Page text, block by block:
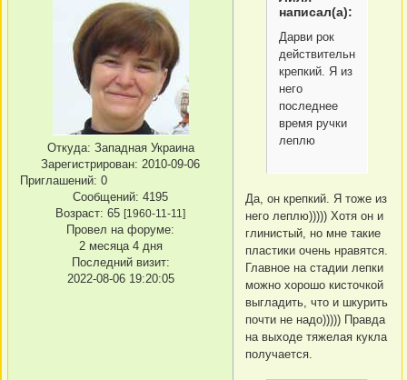
Откуда: Западная Украина
Зарегистрирован: 2010-09-06
Приглашений: 0
Сообщений: 4195
Возраст: 65 [1960-11-11]
Провел на форуме:
2 месяца 4 дня
Последний визит:
2022-08-06 19:20:05
написал(а):
Дарви рок
действительно
крепкий. Я из
него
последнее
время ручки
леплю
Да, он крепкий. Я тоже из
него леплю))))) Хотя он и
глинистый, но мне такие
пластики очень нравятся.
Главное на стадии лепки
можно хорошо кисточкой
выгладить, что и шкурить
почти не надо))))) Правда
на выходе тяжелая кукла
получается.